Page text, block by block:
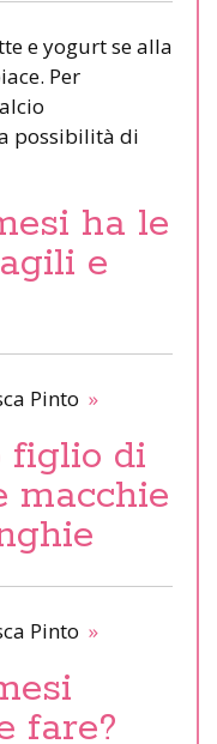
e yogurt se alla
Per
possibilità di
ha le
e
Pinto »
figlio di
macchie
Pinto »
fare?